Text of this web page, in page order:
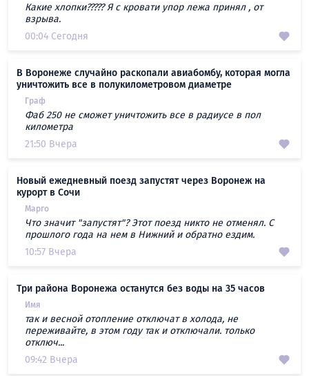
Какие хлопки????? Я с кровати упор лежа принял , от
взрыва.
00:04 Сегодня
В Воронеже случайно раскопали авиабомбу, которая могла
уничтожить все в полукилометровом диаметре
Граф
Фаб 250 не сможет уничтожить все в радиусе в пол
километра
21:50 Вчера
Новый ежедневный поезд запустят через Воронеж на
курорт в Сочи
Марго
Что значит "запустят"? Этот поезд никто не отменял. С
прошлого года на нем в Нижний и обратно ездим.
10:57 Вчера
Три района Воронежа останутся без воды на 35 часов
Имя
так и весной отопление отключат в холода, не
переживайте, в этом году так и отключали. только
отключ...
09:42 Вчера